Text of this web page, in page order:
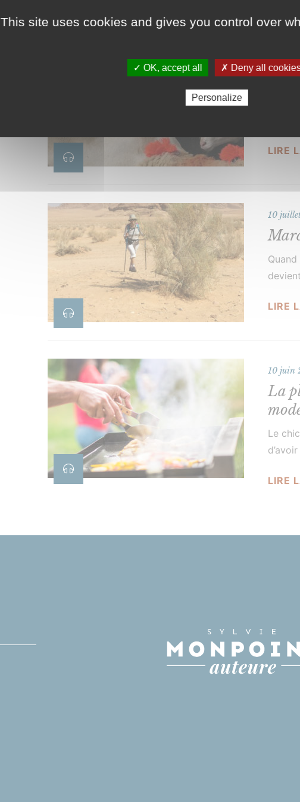
22
La
Ils
entité
et qui
LIRE
10
LIRE
10 juin
La
Le
Non !
LIRE
This site uses cookies and gives you control over
✓ OK, accept all ✗ Deny all
Personalize